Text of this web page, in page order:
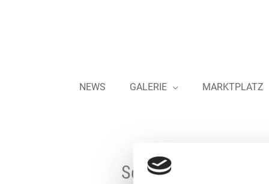
NEWS GALERIE MARKTPLATZ
Scheidt &